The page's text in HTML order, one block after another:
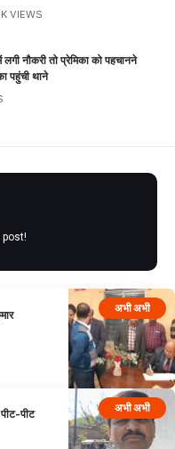
VIEWS
नौकरी तो प्रेमिका को पहचानने
पहुंची थाने
post!
अभी अभी
अभी अभी
पीट